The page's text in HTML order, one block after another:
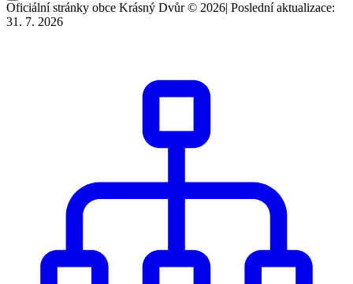
Oficiální stránky obce Krásný Dvůr © 2026| Poslední aktualizace:
31. 7. 2026